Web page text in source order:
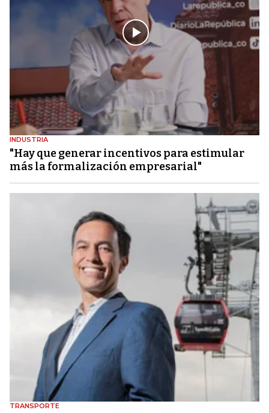
INDUSTRIA
"Hay que generar incentivos para estimular
más la formalización empresarial"
TRANSPORTE